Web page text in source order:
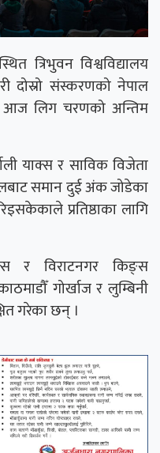
त्रिभुवन विश्वविद्यालय
दोस्रो संस्करणको नेपाल
आज लिग चरणको अन्तिम
याक्स र साविक विजेता
समान दुई अंक जोडेका
प्रतिष्ठाका लागि
र विराटनगर किङ्स
गोर्खाज र लुम्बिनी
गरेका छन् ।